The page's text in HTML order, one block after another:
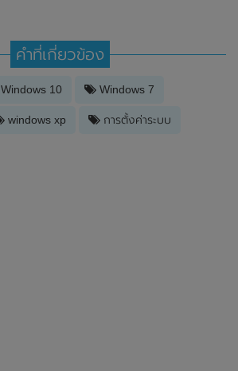
คำที่เกี่ยวข้อง
Windows 10 Windows 7
windows xp การตั้งค่าระบบ